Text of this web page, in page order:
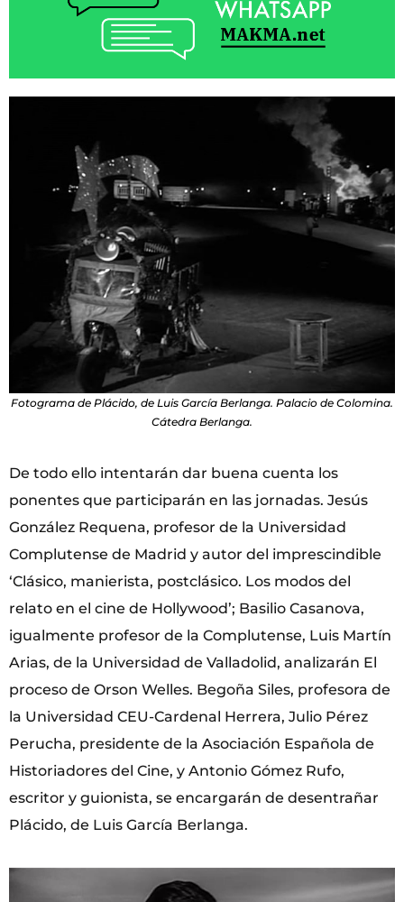
Fotograma de Plácido, de Luis García Berlanga. Palacio de Colomina.
Cátedra Berlanga.
De todo ello intentarán dar buena cuenta los
ponentes que participarán en las jornadas. Jesús
González Requena, profesor de la Universidad
Complutense de Madrid y autor del imprescindible
‘Clásico, manierista, postclásico. Los modos del
relato en el cine de Hollywood’; Basilio Casanova,
igualmente profesor de la Complutense, Luis Martín
Arias, de la Universidad de Valladolid, analizarán El
proceso de Orson Welles. Begoña Siles, profesora de
la Universidad CEU-Cardenal Herrera, Julio Pérez
Perucha, presidente de la Asociación Española de
Historiadores del Cine, y Antonio Gómez Rufo,
escritor y guionista, se encargarán de desentrañar
Plácido, de Luis García Berlanga.